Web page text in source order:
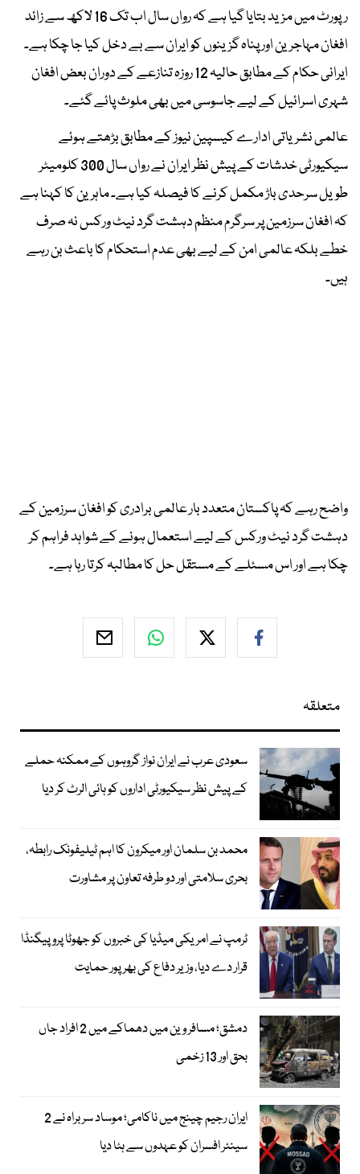
رپورٹ میں مزید بتایا گیا ہے کہ رواں سال اب تک 16 لاکھ سے زائد
افغان مہاجرین اور پناہ گزینوں کو ایران سے بے دخل کیا جا چکا ہے۔
ایرانی حکام کے مطابق حالیہ 12 روزہ تنازعے کے دوران بعض افغان
شہری اسرائیل کے لیے جاسوسی میں بھی ملوث پائے گئے۔
عالمی نشریاتی ادارے کیسپین نیوز کے مطابق بڑھتے ہوئے
سیکیورٹی خدشات کے پیش نظر ایران نے رواں سال 300 کلومیٹر
طویل سرحدی باڑ مکمل کرنے کا فیصلہ کیا ہے۔ ماہرین کا کہنا ہے
کہ افغان سرزمین پر سرگرم منظم دہشت گرد نیٹ ورکس نہ صرف
خطے بلکہ عالمی امن کے لیے بھی عدم استحکام کا باعث بن رہے
ہیں۔
واضح رہے کہ پاکستان متعدد بار عالمی برادری کو افغان سرزمین کے
دہشت گرد نیٹ ورکس کے لیے استعمال ہونے کے شواہد فراہم کر
چکا ہے اور اس مسئلے کے مستقل حل کا مطالبہ کرتا رہا ہے۔
متعلقہ
سعودی عرب نے ایران نواز گروہوں کے ممکنہ حملے
کے پیش نظر سیکیورٹی اداروں کو ہائی الرٹ کر دیا
محمد بن سلمان اور میکرون کا اہم ٹیلیفونک رابطہ،
بحری سلامتی اور دو طرفہ تعاون پر مشاورت
ٹرمپ نے امریکی میڈیا کی خبروں کو جھوٹا پروپیگنڈا
قرار دے دیا، وزیر دفاع کی بھرپور حمایت
دمشق؛ مسافر وین میں دھماکے میں 2 افراد جاں
بحق اور 13 زخمی
ایران رجیم چینج میں ناکامی؛ موساد سربراہ نے 2
سینئر افسران کو عہدوں سے ہٹا دیا